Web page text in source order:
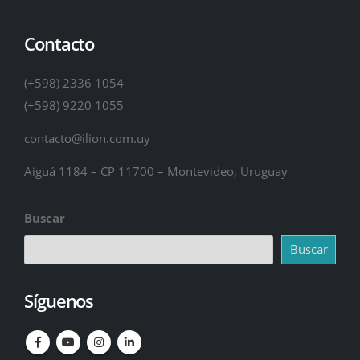
Contacto
(+598) 2336 1054
(+598) 9220 1055
contacto@ilion.com.uy
Aiguá 1184 – CP 11700 – Montevideo, Uruguay
Buscar
Buscar
Síguenos